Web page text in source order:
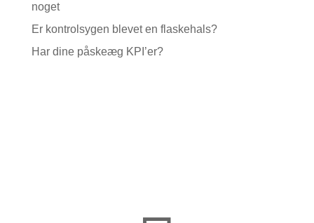
noget
Er kontrolsygen blevet en flaskehals?
Har dine påskeæg KPI’er?